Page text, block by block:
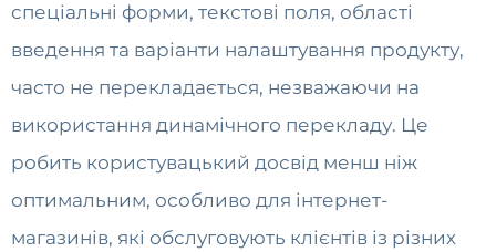
спеціальні форми, текстові поля, області
введення та варіанти налаштування продукту,
часто не перекладається, незважаючи на
використання динамічного перекладу. Це
робить користувацький досвід менш ніж
оптимальним, особливо для інтернет-
магазинів, які обслуговують клієнтів із різних